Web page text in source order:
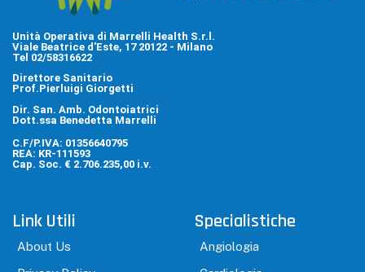
Unità Operativa di Marrelli Health S.r.l.
Viale Beatrice d'Este, 17 20122 - Milano
Tel 02/58316622
Direttore Sanitario
Prof.Pierluigi Giorgetti
Dir. San. Amb. Odontoiatrici
Dott.ssa Benedetta Marrelli
C.F/P.IVA: 01356640795
REA: KR-111593
Cap. Soc. € 2.706.235,00 i.v.
Link Utili
About Us
Specialistiche
Angiologia